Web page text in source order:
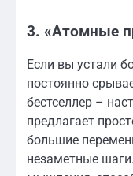
3. «Атомные
Если вы устали
постоянно
бестселлер –
предлагает
большие
незаметные